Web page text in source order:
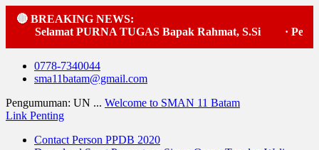
🔴 BREAKING NEWS:
Selamat PURNA TUGAS Bapak Rahmat, S.Si
Skip
0778-7340044
sma11batam@gmail.com
Pengumuman: UN ... Welcome to SMAN 11 Batam
Link Penting
Contact Person PPDB 2020